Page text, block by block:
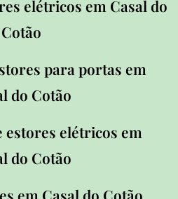
elétricos em Casal do
Cotão
para portas em
do Cotão
estores elétricos em
do Cotão